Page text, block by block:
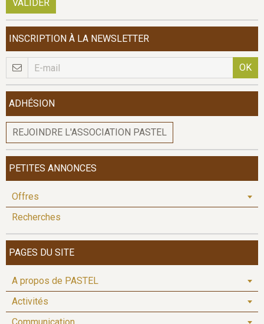
VALIDER
INSCRIPTION À LA NEWSLETTER
OK
ADHÉSION
REJOINDRE L'ASSOCIATION PASTEL
PETITES ANNONCES
Offres
Recherches
PAGES DU SITE
A propos de PASTEL
Activités